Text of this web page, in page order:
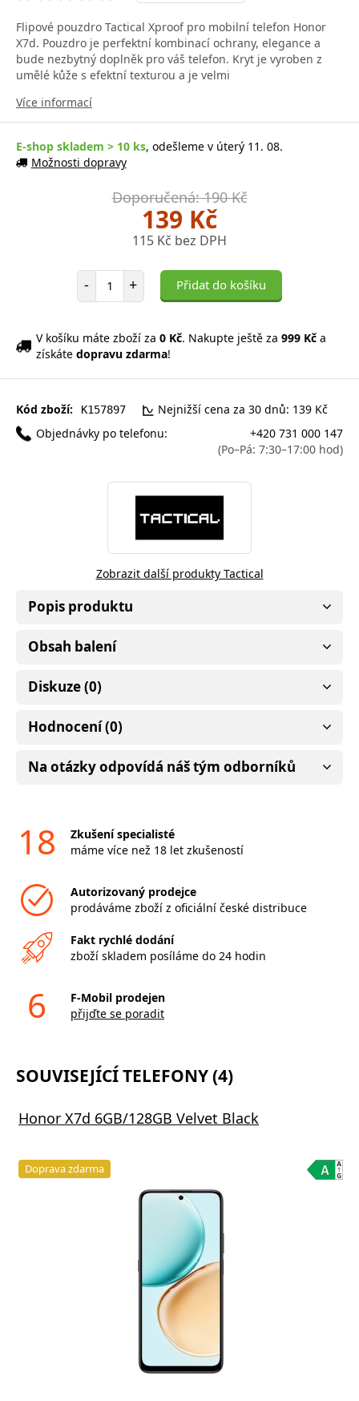
Flipové pouzdro Tactical Xproof pro mobilní telefon Honor
X7d. Pouzdro je perfektní kombinací ochrany, elegance a
bude nezbytný doplněk pro váš telefon. Kryt je vyroben z
umělé kůže s efektní texturou a je velmi
Více informací
E-shop skladem > 10 ks, odešleme v úterý 11. 08.
Možnosti dopravy
Doporučená: 190 Kč
139 Kč
115 Kč bez DPH
- Počet položek
+ Přidat do košíku
V košíku máte zboží za 0 Kč. Nakupte ještě za 999 Kč a
získáte dopravu zdarma!
Kód zboží: K157897
Nejnižší cena za 30 dnů: 139 Kč
Objednávky po telefonu:
+420 731 000 147
(Po–Pá: 7:30–17:00 hod)
Zobrazit další produkty Tactical
Popis produktu
Obsah balení
Diskuze (0)
Hodnocení (0)
Na otázky odpovídá náš tým odborníků
18
Zkušení specialisté
máme více než 18 let zkušeností
Autorizovaný prodejce
prodáváme zboží z oficiální české distribuce
Fakt rychlé dodání
zboží skladem posíláme do 24 hodin
6
F-Mobil prodejen
přijďte se poradit
SOUVISEJÍCÍ TELEFONY (4)
Honor X7d 6GB/128GB Velvet Black
Doprava zdarma